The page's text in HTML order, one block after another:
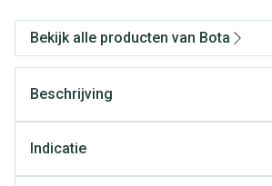
Bekijk alle producten van Bota
Beschrijving
Indicatie